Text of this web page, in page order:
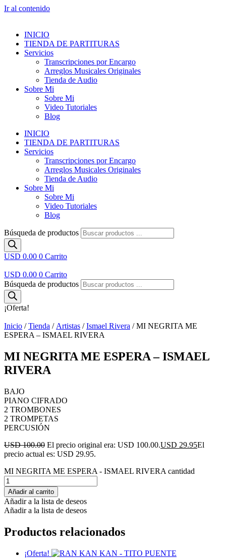
Ir al contenido
INICIO
TIENDA DE PARTITURAS
Servicios
Transcripciones por Encargo
Arreglos Musicales Originales
Tienda de Audio
Sobre Mi
Sobre Mi
Video Tutoriales
Blog
INICIO
TIENDA DE PARTITURAS
Servicios
Transcripciones por Encargo
Arreglos Musicales Originales
Tienda de Audio
Sobre Mi
Sobre Mi
Video Tutoriales
Blog
Búsqueda de productos
USD 0.00 0 Carrito
USD 0.00 0 Carrito
Búsqueda de productos
¡Oferta!
Inicio /Tienda / Artistas /Ismael Rivera / MI NEGRITA ME
ESPERA – ISMAEL RIVERA
MI NEGRITA ME ESPERA – ISMAEL
RIVERA
BAJO
PIANO CIFRADO
2 TROMBONES
2 TROMPETAS
PERCUSIÓN
USD 100.00 El precio original era: USD 100.00.USD 29.95El
precio actual es: USD 29.95.
MI NEGRITA ME ESPERA - ISMAEL RIVERA cantidad
Añadir al carrito
Añadir a la lista de deseos
Añadir a la lista de deseos
Productos relacionados
¡Oferta!